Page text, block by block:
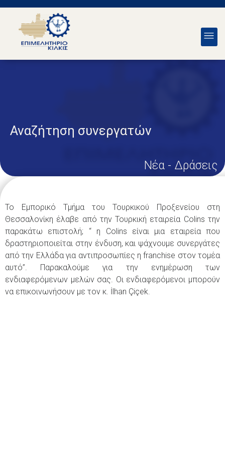
Αναζήτηση συνεργατών
Νέα - Δράσεις
Το Εμπορικό Τμήμα του Τουρκικού Προξενείου στη
Θεσσαλονίκη έλαβε από την Τουρκική εταιρεία Colins την
παρακάτω επιστολή; ‘‘ η Colins είναι μια εταιρεία που
δραστηριοποιείται στην ένδυση, και ψάχνουμε συνεργάτες
από την Ελλάδα για αντιπροσωπίες η franchise στον τομέα
αυτό’’. Παρακαλούμε για την ενημέρωση των
ενδιαφερόμενων μελών σας. Οι ενδιαφερόμενοι μπορούν
να επικοινωνήσουν με τον κ. İlhan Çiçek.